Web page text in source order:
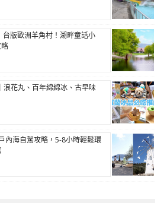
台版歐洲羊角村！湖畔童話小
花丸、百年綿綿冰、古早味
內海自駕攻略，5-8小時輕鬆環